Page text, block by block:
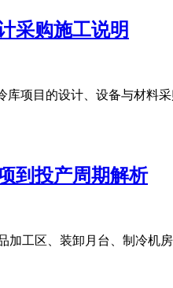
采购施工说明
项目的设计、设备与材料
到投产周期解析
工区、装卸月台、制冷机